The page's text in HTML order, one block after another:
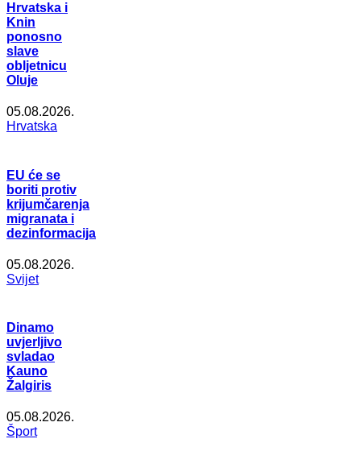
Hrvatska i
Knin
ponosno
slave
obljetnicu
Oluje
05.08.2026.
Hrvatska
EU će se
boriti protiv
krijumčarenja
migranata i
dezinformacija
05.08.2026.
Svijet
Dinamo
uvjerljivo
svladao
Kauno
Žalgiris
05.08.2026.
Šport